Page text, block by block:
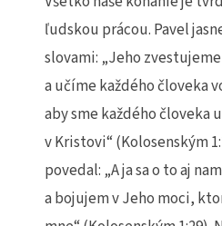
ľudskou prácou. Pavel
slovami: „Jeho
a učíme každého človeka
aby sme každého človeka
v Kristovi“ (Kolosenským
povedal: „A ja sa o to aj
a bojujem v Jeho moci,